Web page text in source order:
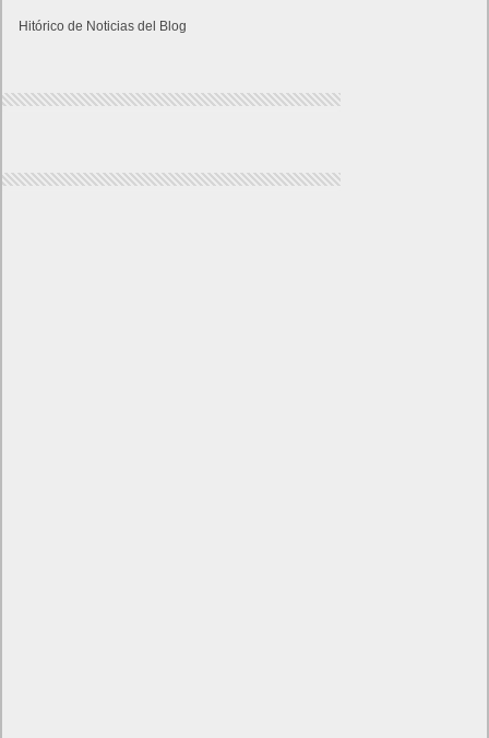
Hitórico de Noticias del Blog